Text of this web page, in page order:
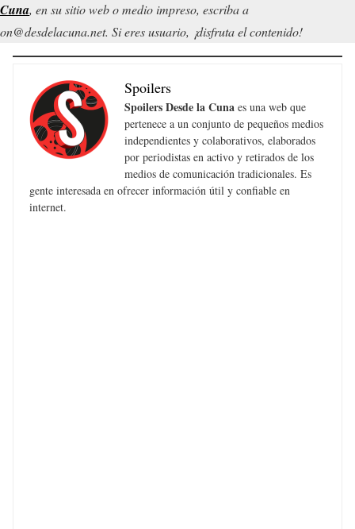
, en su sitio web o medio impreso, escriba a
Si eres usuario, ¡disfruta el contenido!
Spoilers
Spoilers Desde la Cuna es una web que
pertenece a un conjunto de pequeños medios
independientes y colaborativos, elaborados
por periodistas en activo y retirados de los
medios de comunicación tradicionales. Es
gente interesada en ofrecer información útil y confiable en
internet.